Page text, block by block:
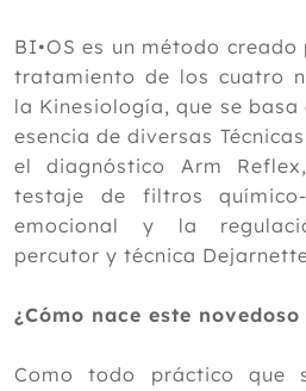
2015
2014
2013
2012
BI•OS es un método
tratamiento de los cuatro
la Kinesiología, que se
esencia de diversas
el diagnóstico Arm
testaje de filtros
emocional y la
percutor y técnica
¿Cómo nace este novedoso
Como todo práctico que